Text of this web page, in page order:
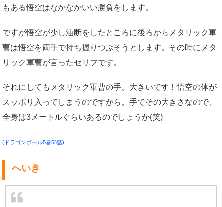
もある悟空はなかなかいい勝負をします。
ですが悟空が少し油断をしたところに後ろからメタリック軍
曹は悟空を両手で持ち握りつぶそうとします。その時にメタ
リック軍曹が言ったセリフです。
それにしてもメタリック軍曹の手、大きいです！悟空の体が
スッポリ入ってしまうのですから。手でその大きさなので、
全身は3メートルぐらいあるのでしょうか(笑)
(ドラゴンボール5巻58話)
へいき